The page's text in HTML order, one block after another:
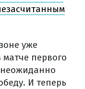
уже
первого
неожиданно
И теперь